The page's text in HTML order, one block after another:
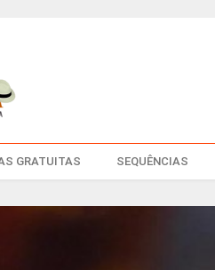
GRATUITAS SEQUÊNCIAS